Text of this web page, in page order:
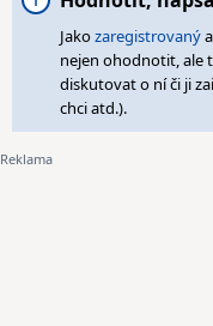
Jakozaregistrovanýa
nejen ohodnotit, ale
diskutovat o ní či ji
chci atd.).